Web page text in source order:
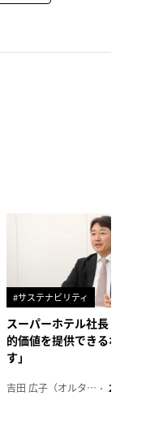
#サステナビリティ
スーパーホテル社長「地域
的価値を提供できるホテル
す」
吉田 広子（オルタナ輪番編集長） 2026年6